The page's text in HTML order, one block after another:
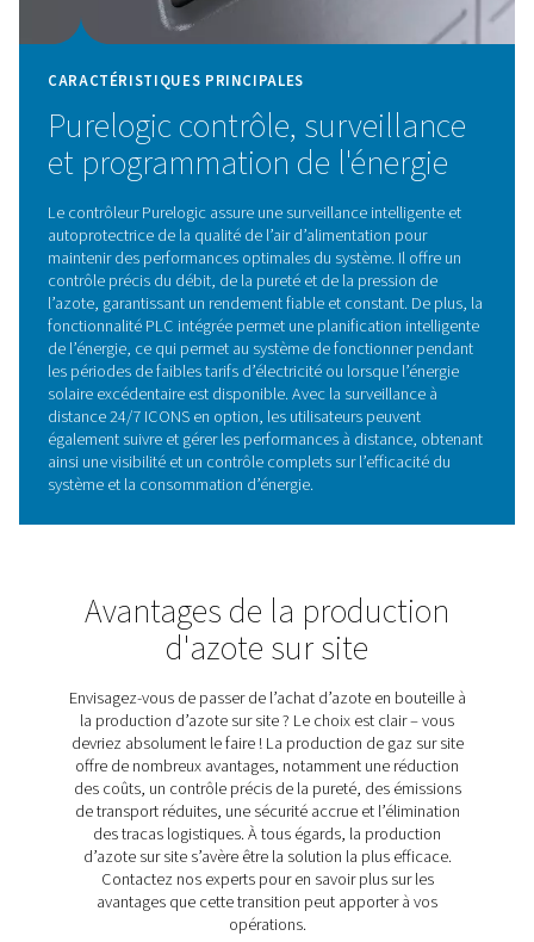
CARACTÉRISTIQUES PRINCIPALES
Ensemble de filtration à 4
pour une pureté et une
Le PPNG 1-12 Skid HE est équipé d'un ensemble de
étages, assurant ainsi pureté et fiabilité. Ce système
comprend des filtres à coalescence d'huile à usage
hautement efficaces, une tour à charbon actif et un
particules très fine. Ensemble, ces composants
qualité d'air de classe 1:4:1, conformément à la norme
1:2010, à l'entrée du générateur d'azote, garantissant
performances optimales et une pureté d'azote élevée
permanence.